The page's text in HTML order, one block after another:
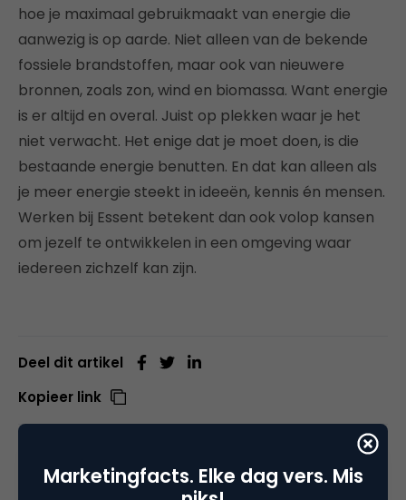
hoe je maximaal gebruikmaakt van energie die
aanwezig is op aarde. Niet alleen van de bekende
fossiele brandstoffen, maar ook van nieuwere
bronnen, zoals zon, wind en biomassa. Want energie
is er altijd en overal. Juist op plekken waar je het
niet verwacht. Het enige dat je moet doen, is die
bestaande energie benutten. En dat kan alleen als
je meer energie steekt in ideeën, kennis én mensen.
Werken bij Essent betekent dan ook volop kansen
om jezelf te ontwikkelen in een omgeving waar
iedereen zichzelf kan zijn.
Deel dit artikel
Kopieer link
Marketingfacts Jobs
Marketingfacts. Elke dag vers. Mis